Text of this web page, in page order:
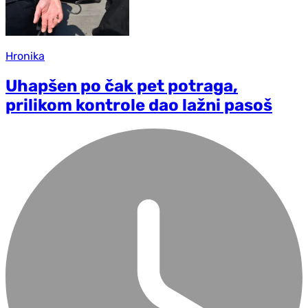
Hronika
Uhapšen po čak pet potraga,
prilikom kontrole dao lažni pasoš